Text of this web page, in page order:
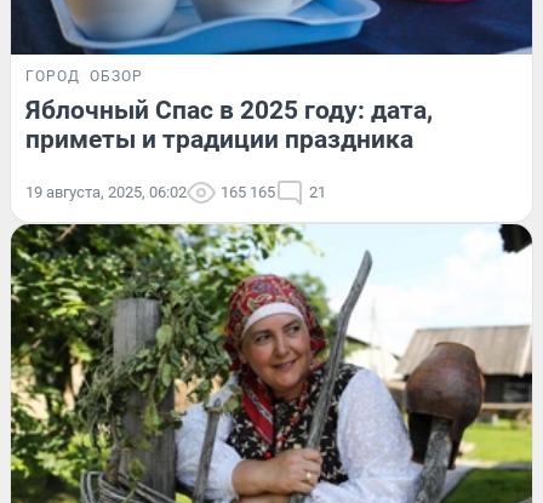
ГОРОД ОБЗОР
Яблочный Спас в 2025 году: дата,
приметы и традиции праздника
19 августа, 2025, 06:02 165 165 21